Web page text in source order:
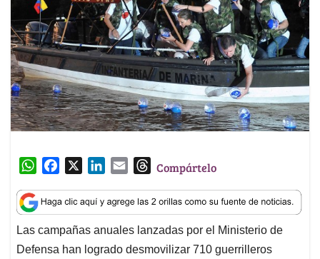
W
a
t
s
A
c
e
b
o
n
k
e
d
a
i
l
T
r
e
a
d
Compártelo
Las campañas anuales lanzadas por el Ministerio de
Defensa han logrado desmovilizar 710 guerrilleros